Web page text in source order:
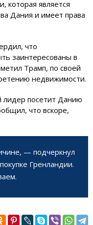
которая является
Дания и имеет права
что
заинтересованы в
Трамп, по своей
недвижимости.
лидер посетит Данию
что вскоре,
— подчеркнул
Гренландии.